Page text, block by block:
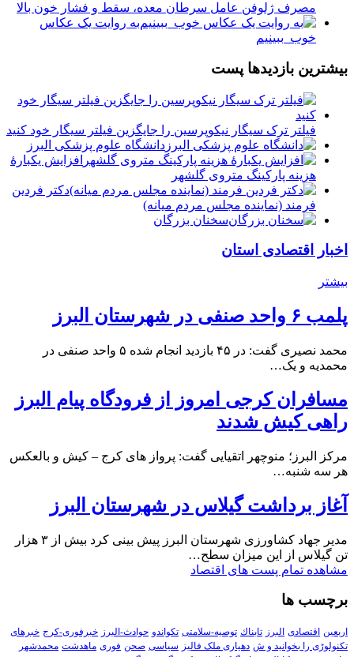
مصرف ژلوفن عامل سرطان معده، سقط و فشار خون بالا
به روایت یک عکاس
خوب_ببینیم
بیشترین بازدیدها پست
فیلتر ترک سیگار نیکوپرسین را جایگزین فیلتر سیگار خود کنید
دانشگاه علوم پزشکی البرز
افزایش یکبارۀ
هزینه پارکینگ متروی گلشهر
دكتر فردين
فرمند (نماينده مجلس مردم میانه)
سخنان بزرگان
اخبار اقتصادی استان
بیشتر
پلمب ۶ واحد صنفی در شهرستان البرز
محمد نصیری گفت: در ۴۵ بازدید انجام شده ۵ واحد صنفی در
محمدیه و یک…
مسافران کرجی امروز از فرودگاه پیام البرز
راهی کیش شدند
مرکز البرز؛ منوچهر اتقیایی گفت: پرواز های کرج – کیش و بالعکس
هر سه شنبه…
آغاز برداشت گیلاس در شهرستان البرز
مدیر جهاد کشاورزی شهرستان البرز پیش بینی کرد بیش از ۳ هزار
تن گیلاس از این میزان سطح…
مشاهده تمام پست های اقتصاد
برچسب ها
اربعین اقتصادی البرز تابناك توصیه-سلامتی تکواندو حوادث-البرز خبرفوری-کرج خبرهای
تکنولوڑی را بخوانید و ش دهیاری ملک فالیز سیاسی صحن فوری ماهدشت محمدشهر